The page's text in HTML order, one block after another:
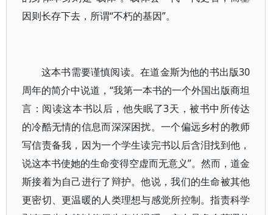
因则长存下去，所谓“不朽的基因”。
这本书需要谨慎阅读。在道金斯为他的书出版30
周年的简介中说道，“我第一本书的一个外国出版商坦
言：阅读这本书以后，他失眠了3天，被书中所传达
的冷酷无情的信息而深深困扰。一个偏远乡村的教师
写信责备我，因为一个学生读完书以后含泪找到他，
说这本书使她的生命变得空虚而无意义”。然而，道金
斯接着为自己进行了辩护。他说，我们的生命被其他
更密切、更温暖的人类理想与感觉所控制。指责科学